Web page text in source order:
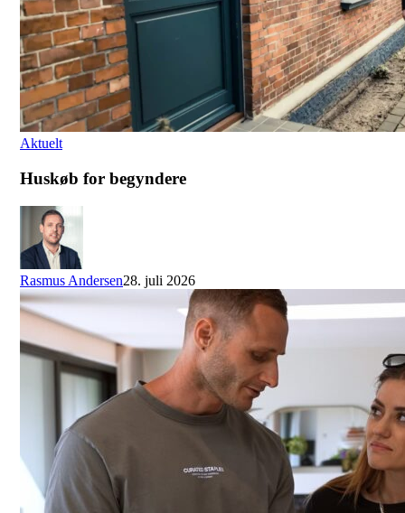
Aktuelt
Huskøb for begyndere
Rasmus Andersen28. juli 2026